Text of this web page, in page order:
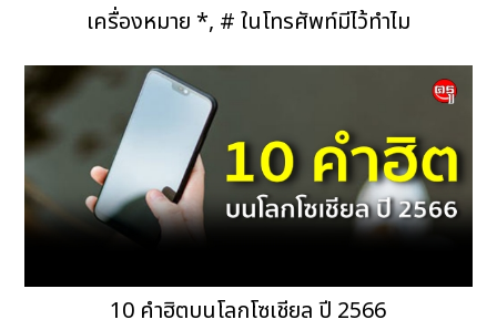
เครื่องหมาย *, # ในโทรศัพท์มีไว้ทำไม
10 คำฮิตบนโลกโซเชียล ปี 2566